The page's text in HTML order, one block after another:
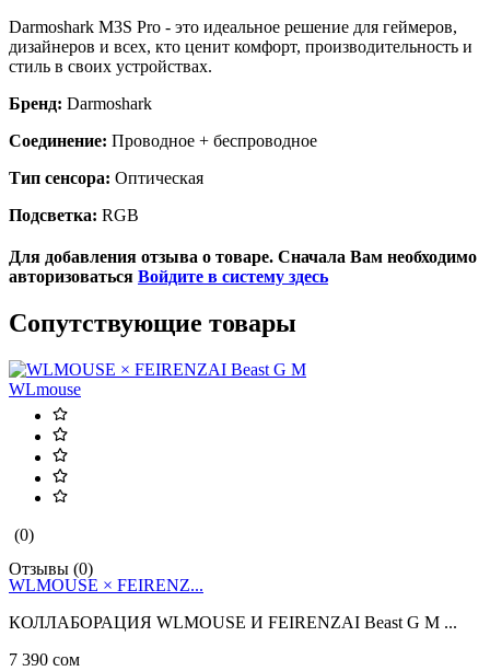
Darmoshark M3S Pro - это идеальное решение для геймеров,
дизайнеров и всех, кто ценит комфорт, производительность и
стиль в своих устройствах.
Бренд: Darmoshark
Соединение: Проводное + беспроводное
Тип сенсора: Оптическая
Подсветка: RGB
Для добавления отзыва о товаре. Сначала Вам необходимо
авторизоваться Войдите в систему здесь
Сопутствующие товары
WLmouse
(0)
Отзывы (0)
WLMOUSE × FEIRENZ...
КОЛЛАБОРАЦИЯ WLMOUSE И FEIRENZAI Beast G M ...
7 390 сом